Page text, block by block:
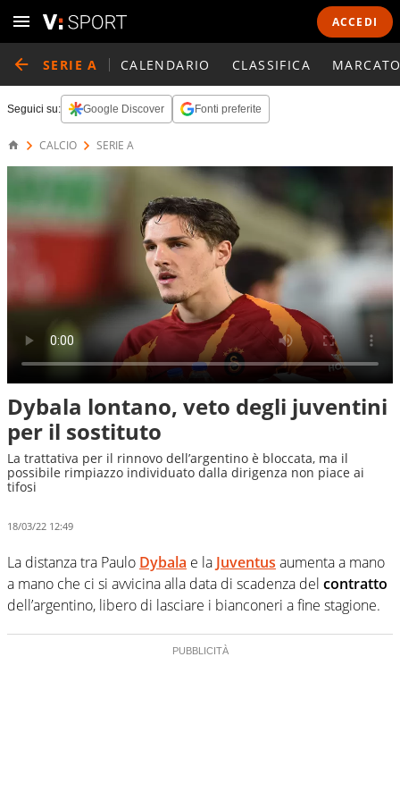
ACCEDI
SERIE A CALENDARIO CLASSIFICA
Seguici su: Google Discover Fonti preferite
CALCIO SERIE A
Dybala lontano, veto degli juventini
per il sostituto
La trattativa per il rinnovo dell’argentino è bloccata, ma il
possibile rimpiazzo individuato dalla dirigenza non piace ai
tifosi
18/03/22 12:49
La distanza tra Paulo Dybala e la Juventus aumenta a mano
a mano che ci si avvicina alla data di scadenza del contratto
dell’argentino, libero di lasciare i bianconeri a fine stagione.